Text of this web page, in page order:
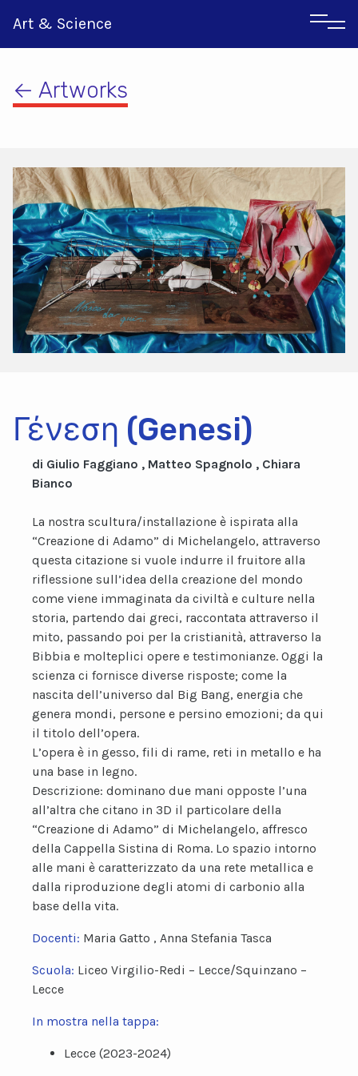
Art & Science
Ιταλικα
← Artworks
Γένεση (Genesi)
di Giulio Faggiano , Matteo Spagnolo , Chiara
Bianco
La nostra scultura/installazione è ispirata alla
“Creazione di Adamo” di Michelangelo, attraverso
questa citazione si vuole indurre il fruitore alla
riflessione sull’idea della creazione del mondo
come viene immaginata da civiltà e culture nella
storia, partendo dai greci, raccontata attraverso il
mito, passando poi per la cristianità, attraverso la
Bibbia e molteplici opere e testimonianze. Oggi la
scienza ci fornisce diverse risposte; come la
nascita dell’universo dal Big Bang, energia che
genera mondi, persone e persino emozioni; da qui
il titolo dell’opera.
L’opera è in gesso, fili di rame, reti in metallo e ha
una base in legno.
Descrizione: dominano due mani opposte l’una
all’altra che citano in 3D il particolare della
“Creazione di Adamo” di Michelangelo, affresco
della Cappella Sistina di Roma. Lo spazio intorno
alle mani è caratterizzato da una rete metallica e
dalla riproduzione degli atomi di carbonio alla
base della vita.
Docenti: Maria Gatto , Anna Stefania Tasca
Scuola: Liceo Virgilio-Redi – Lecce/Squinzano –
Lecce
In mostra nella tappa:
Lecce (2023-2024)